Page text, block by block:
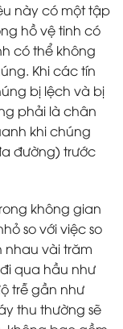
này có một tập
hồ vệ tinh có
có thể không
Khi các tín
bị lệch và bị
phải là chân
khi chúng
đường) trước
không gian
so với việc so
nhau vài trăm
qua hầu như
trễ gần như
thu thường sẽ